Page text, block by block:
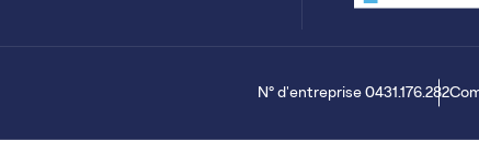
N° d'entreprise 0431.176.282